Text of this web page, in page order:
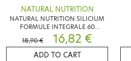
NATURAL NUTRITION
NATURAL NUTRITION SILICIUM
FORMULE INTEGRALE 60
CAPSULES
18,90 € 16,82 €
ADD TO CART